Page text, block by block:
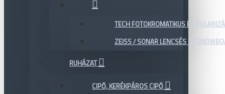
TECH FOTOKROMATIKUS ÉS
ZEISS / SONAR LENCSÉS SÍ,
RUHÁZAT
CIPŐ, KERÉKPÁROS CIPŐ